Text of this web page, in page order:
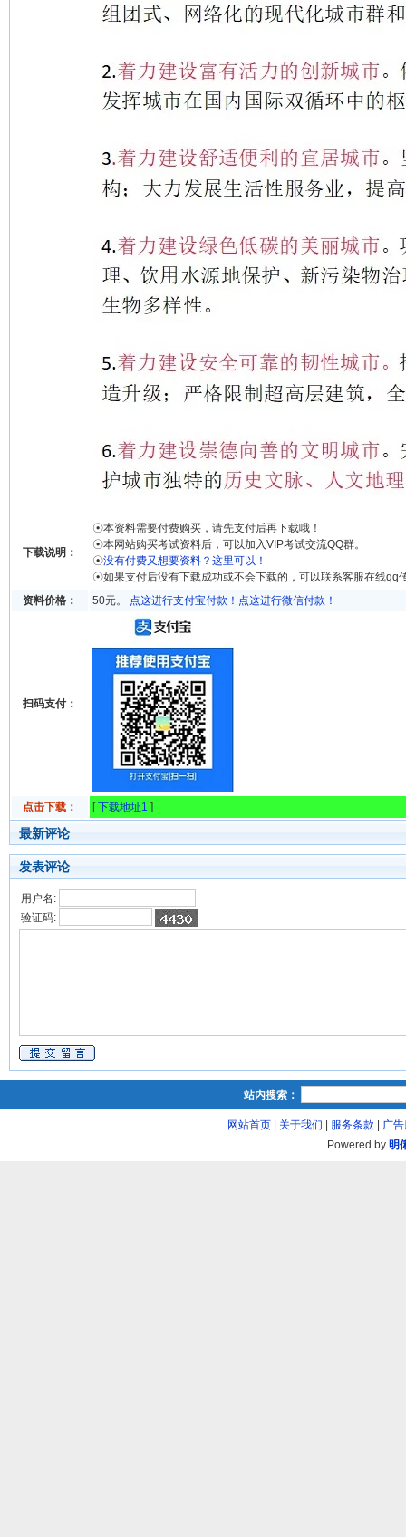
下载说明：
☉本资料需要付费购买，请先支付后再下载哦！
☉本网站购买考试资料后，可以加入VIP考试交流QQ群。
☉没有付费又想要资料？这里可以！
☉如果支付后没有下载成功或不会下载的，可以联系客服在线qq
资料价格：
50元。 点这进行支付宝付款！ 点这进行微信付款！
扫码支付：
点击下载： [下载地址1 ]
最新评论
发表评论
用户名:
验证码:
站内搜索：
网站首页| 关于我们 服务条款
广
Powered by 明